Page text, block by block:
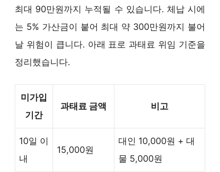
최대 90만원까지 누적될 수 있습니다. 체납 시에
는 5% 가산금이 붙어 최대 약 300만원까지 불어
날 위험이 큽니다. 아래 표로 과태료 위임 기준을
정리했습니다.
미가입
기간
과태료 금액 비고
10일 이
내
15,000원
대인 10,000원 + 대
물 5,000원